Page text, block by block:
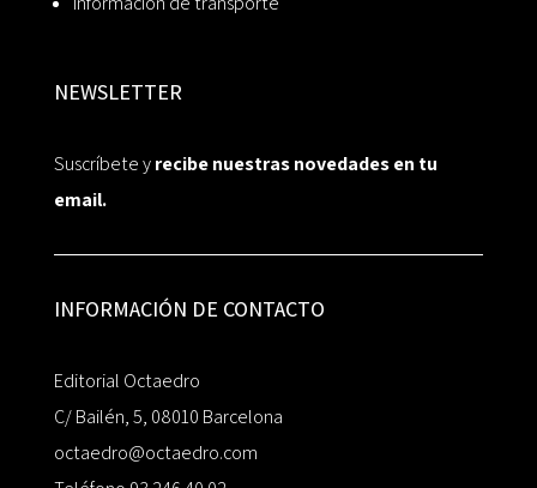
NEWSLETTER
Suscríbete yrecibe nuestras novedades en tu
email.
INFORMACIÓN DE CONTACTO
Editorial Octaedro
C/ Bailén, 5, 08010 Barcelona
octaedro@octaedro.com